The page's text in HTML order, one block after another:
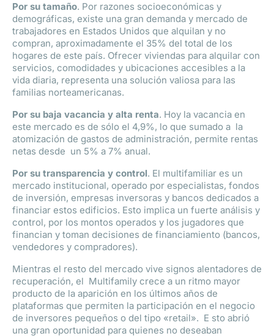
Por su tamaño. Por razones socioeconómicas y
demográficas, existe una gran demanda y mercado de
trabajadores en Estados Unidos que alquilan y no
compran, aproximadamente el 35% del total de los
hogares de este país. Ofrecer viviendas para alquilar con
servicios, comodidades y ubicaciones accesibles a la
vida diaria, representa una solución valiosa para las
familias norteamericanas.
Por su baja vacancia y alta renta. Hoy la vacancia en
este mercado es de sólo el 4,9%, lo que sumado a la
atomización de gastos de administración, permite rentas
netas desde un 5% a 7% anual.
Por su transparencia y control. El multifamiliar es un
mercado institucional, operado por especialistas, fondos
de inversión, empresas inversoras y bancos dedicados a
financiar estos edificios. Esto implica un fuerte análisis y
control, por los montos operados y los jugadores que
financian y toman decisiones de financiamiento (bancos,
vendedores y compradores).
Mientras el resto del mercado vive signos alentadores de
recuperación, el Multifamily crece a un ritmo mayor
producto de la aparición en los últimos años de
plataformas que permiten la participación en el negocio
de inversores pequeños o del tipo «retail». E sto abrió
una gran oportunidad para quienes no deseaban